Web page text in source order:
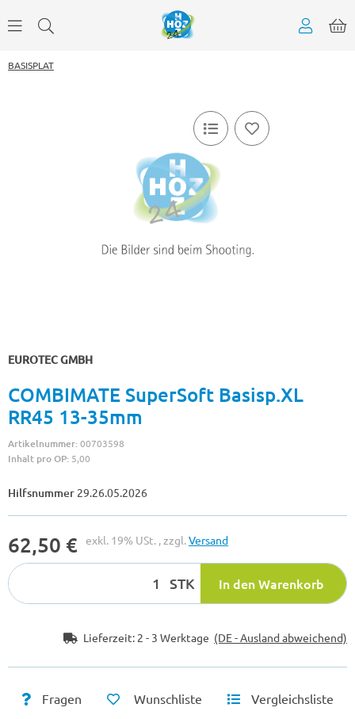
BASISPLAT
EUROTEC GMBH
COMBIMATE SuperSoft Basisp.XL
RR45 13-35mm
Artikelnummer:00703598
Inhalt pro OP: 5,00
Hilfsnummer 29.26.05.2026
62,50 € exkl. 19% USt. , zzgl.Versand
STK In den Warenkorb
Lieferzeit: 2 - 3 Werktage (DE - Ausland abweichend)
Fragen Wunschliste Vergleichsliste